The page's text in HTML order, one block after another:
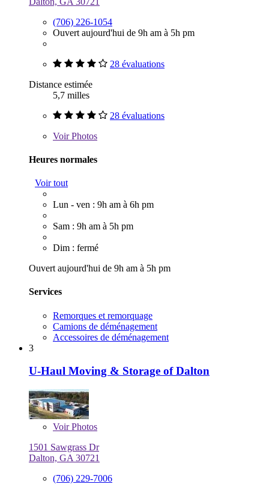
(706) 226-1054
Ouvert aujourd'hui de 9h am à 5h pm
28 évaluations
Distance estimée
5,7 milles
28 évaluations
VoirPhotos
Heures normales
Voir tout
Lun - ven : 9h am à 6h pm
Sam : 9h am à 5h pm
Dim : fermé
Ouvert aujourd'hui de 9h am à 5h pm
Services
Remorques et remorquage
Camions de déménagement
Accessoires de déménagement
3
U-Haul Moving & Storage of Dalton
VoirPhotos
1501 Sawgrass Dr
Dalton, GA 30721
(706) 229-7006